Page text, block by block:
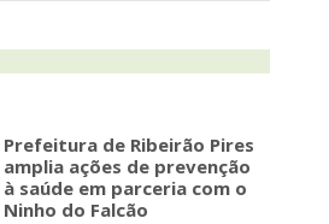
Prefeitura de Ribeirão Pires
amplia ações de prevenção
à saúde em parceria com o
Ninho do Falcão